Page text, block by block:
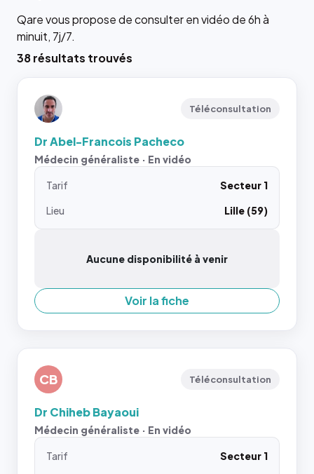
Qare vous propose de consulter en vidéo de 6h à
minuit, 7j/7.
38 résultats trouvés
Téléconsultation
Dr Abel-Francois Pacheco
Médecin généraliste · En vidéo
Tarif
Secteur 1
Lieu
Lille (59)
Aucune disponibilité à venir
Voir la fiche
CB Téléconsultation
Dr Chiheb Bayaoui
Médecin généraliste · En vidéo
Tarif
Secteur 1